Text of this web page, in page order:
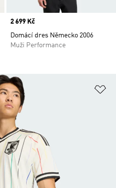
Price
2 699 Kč
Domácí dres Německo 2006
Muži Performance